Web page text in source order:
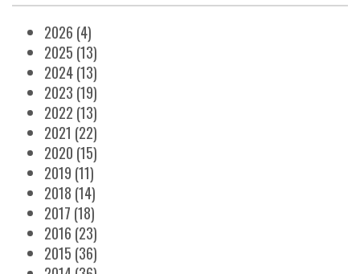
2026 (4)
2025 (13)
2024(13)
2023 (19)
2022 (13)
2021 (22)
2020 (15)
2019 (11)
2018 (14)
2017 (18)
2016 (23)
2015 (36)